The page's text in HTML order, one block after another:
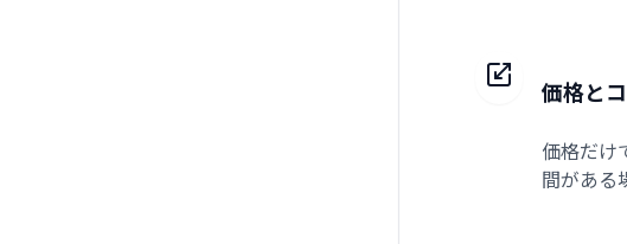
価格と
価格だけ
間がある